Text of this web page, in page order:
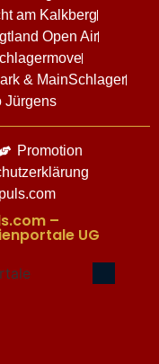
am Kalkberg
Open Air
& MainSchlager
Jürgens
Promotion
–
UG​